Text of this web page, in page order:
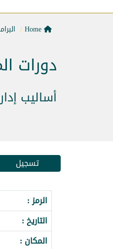
دورات
أساليب
تسجيل
الرمز :
التاريخ :
المكان :